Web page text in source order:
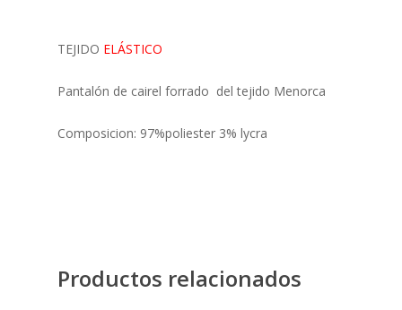
TEJIDO ELÁSTICO
Pantalón de cairel forrado del tejido Menorca
Composicion: 97%poliester 3% lycra
Productos relacionados